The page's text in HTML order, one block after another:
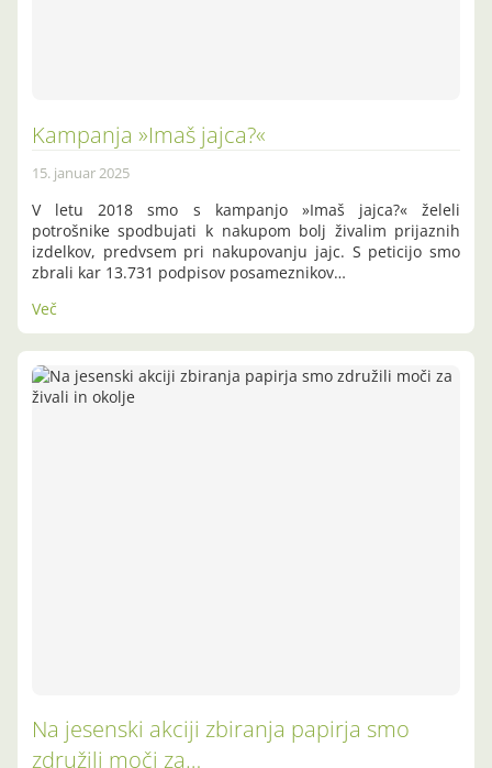
Kampanja »Imaš jajca?«
15. januar 2025
V letu 2018 smo s kampanjo »Imaš jajca?« želeli
potrošnike spodbujati k nakupom bolj živalim prijaznih
izdelkov, predvsem pri nakupovanju jajc. S peticijo smo
zbrali kar 13.731 podpisov posameznikov…
Več
Na jesenski akciji zbiranja papirja smo
združili moči za…